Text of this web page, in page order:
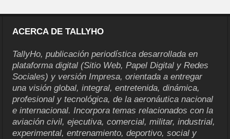
ACERCA DE TALLYHO
TallyHo, publicación periodística desarrollada en
plataforma digital (Sitio Web, Papel Digital y Redes
Sociales) y versión Impresa, orientada a entregar
una visión global, integral, entretenida, dinámica,
profesional y tecnológica, de la aeronáutica nacional
e internacional. Incorpora temas relacionados con la
aviación civil, ejecutiva, comercial, militar, industrial,
experimental, entrenamiento, deportivo, social y